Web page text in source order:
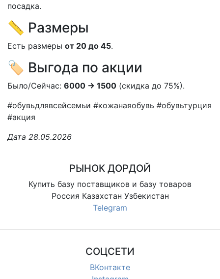
посадка.
📏 Размеры
Есть размеры от 20 до 45.
🏷️ Выгода по акции
Было/Сейчас: 6000 → 1500 (скидка до 75%).
#обувьдлявсейсемьи #кожанаяобувь #обувьтурция
#акция
Дата 28.05.2026
РЫНОК ДОРДОЙ
Купить базу поставщиков и базу товаров
Россия Казахстан Узбекистан
Telegram
СОЦСЕТИ
ВКонтакте